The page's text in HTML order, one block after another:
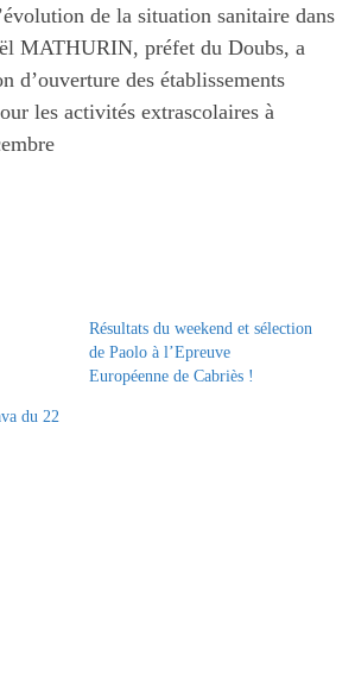
de la situation sanitaire dans
MATHURIN, préfet du Doubs, a
d’ouverture des établissements
les activités extrascolaires à
Résultats du weekend et sélection
de Paolo à l’Epreuve
Européenne de Cabriès !
du 22